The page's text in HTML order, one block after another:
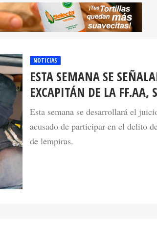
ESTA SEMANA SE
EXCAPITÁN DE LA FF.AA,
Esta semana se desarrollará el
acusado de participar en el delito
de lempiras.